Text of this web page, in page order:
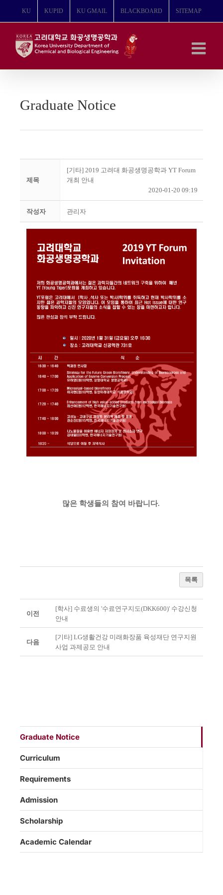
뛰
KU KUPID KU GMAIL BLACKBOARD SITEMAP
Graduate Notice
제목
[기타] 2019 고려대 화공생명공학과 YT Forum
개최 안내
2020-01-20 09:19
작성자 관리자
많은 학생들의 참여 바랍니다.
목록
이전
[학사] 수료생의 '수료연구지도(DKK600)' 수강신청
안내
다음
[기타] LG생활건강 미래화장품 육성재단 연구지원
사업 과제공모 안내
Graduate Notice
Curriculum
Requirements
Admission
Scholarship
Academic Calendar